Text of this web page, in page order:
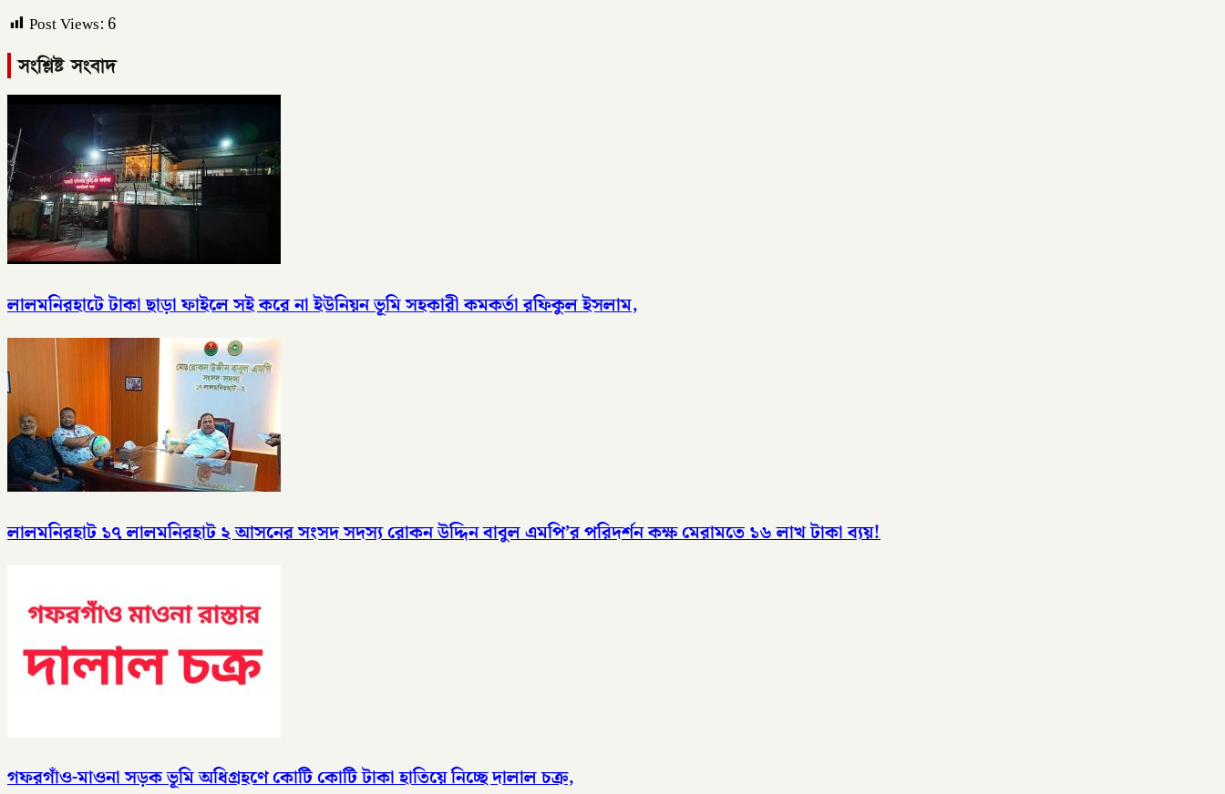
Post Views: 6
সংশ্লিষ্ট সংবাদ
লালমনিরহাটে টাকা ছাড়া ফাইলে সই করে না ইউনিয়ন ভূমি সহকারী কমকর্তা রফিকুল ইসলাম,
লালমনিরহাট ১৭ লালমনিরহাট ২ আসনের সংসদ সদস্য রোকন উদ্দিন বাবুল এমপি’র পরিদর্শন কক্ষ মেরামতে ১৬ লাখ টাকা ব্যয়!
গফরগাঁও-মাওনা সড়ক ভূমি অধিগ্রহণে কোটি কোটি টাকা হাতিয়ে নিচ্ছে দালাল চক্র,